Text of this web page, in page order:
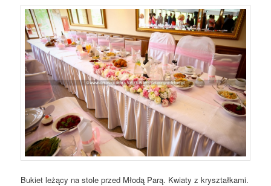
Bukiet leżący na stole przed Młodą Parą. Kwiaty z kryształkami.